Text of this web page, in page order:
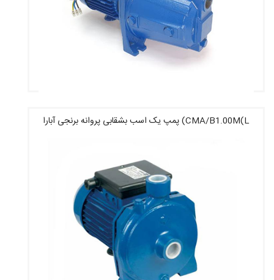
CMA/B1.00M(L) پمپ یک اسب بشقابی پروانه برنجی آبارا